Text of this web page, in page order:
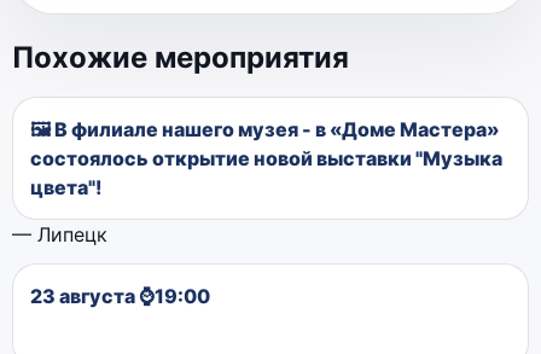
Похожие мероприятия
🖼 В филиале нашего музея - в «Доме Мастера»
состоялось открытие новой выставки "Музыка
цвета"!
— Липецк
23 августа ⌚19:00